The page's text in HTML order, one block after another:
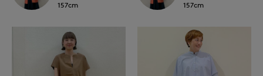
157cm
157cm